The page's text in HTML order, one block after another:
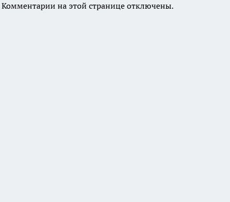
Комментарии на этой странице отключены.